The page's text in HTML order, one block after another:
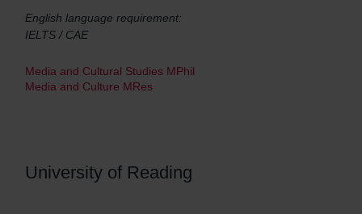
English language requirement:
IELTS / CAE
Media and Cultural Studies MPhil
Media and Culture MRes
University of Reading